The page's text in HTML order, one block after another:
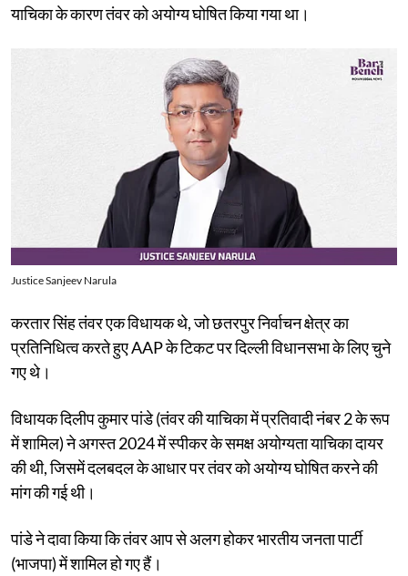
याचिका के कारण तंवर को अयोग्य घोषित किया गया था।
Justice Sanjeev Narula
करतार सिंह तंवर एक विधायक थे, जो छतरपुर निर्वाचन क्षेत्र का
प्रतिनिधित्व करते हुए AAP के टिकट पर दिल्ली विधानसभा के लिए चुने
गए थे।
विधायक दिलीप कुमार पांडे (तंवर की याचिका में प्रतिवादी नंबर 2 के रूप
में शामिल) ने अगस्त 2024 में स्पीकर के समक्ष अयोग्यता याचिका दायर
की थी, जिसमें दलबदल के आधार पर तंवर को अयोग्य घोषित करने की
मांग की गई थी।
पांडे ने दावा किया कि तंवर आप से अलग होकर भारतीय जनता पार्टी
(भाजपा) में शामिल हो गए हैं।